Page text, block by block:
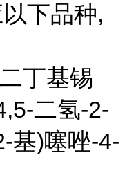
下品种,
丁基锡
二氢-2-
基)噻唑-4-